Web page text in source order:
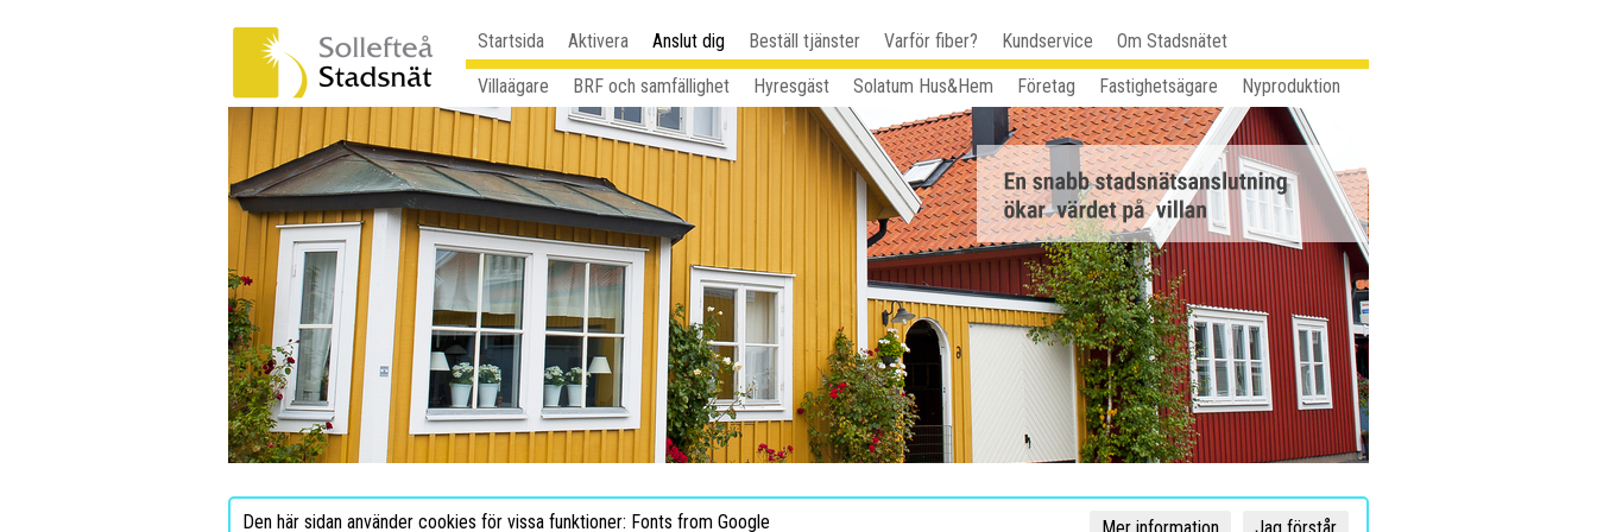
Startsida Aktivera Anslut dig Beställ tjänster Varför fiber? Kundservice
Om Stadsnätet
Villaägare
BRF och samfällighet Hyresgäst Solatum Hus&Hem Företag Fastighetsägare Nyproduktion
Den här sidan använder cookies för vissa funktioner: Fonts from Google